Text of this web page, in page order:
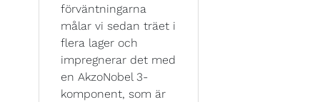
förväntningarna
målar vi sedan träet i
flera lager och
impregnerar det med
en AkzoNobel 3-
komponent, som är